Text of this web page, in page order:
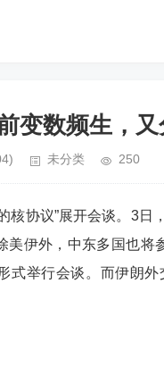
变数频生，
未分类 250
核协议”展开会谈。3
美伊外，中东多国也
式举行会谈。而伊朗